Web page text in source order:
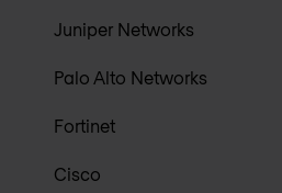
Juniper Networks
Palo Alto Networks
Fortinet
Cisco